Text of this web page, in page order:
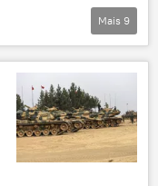
e África
Mais 9